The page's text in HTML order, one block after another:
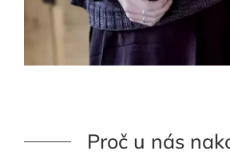
Proč u nás